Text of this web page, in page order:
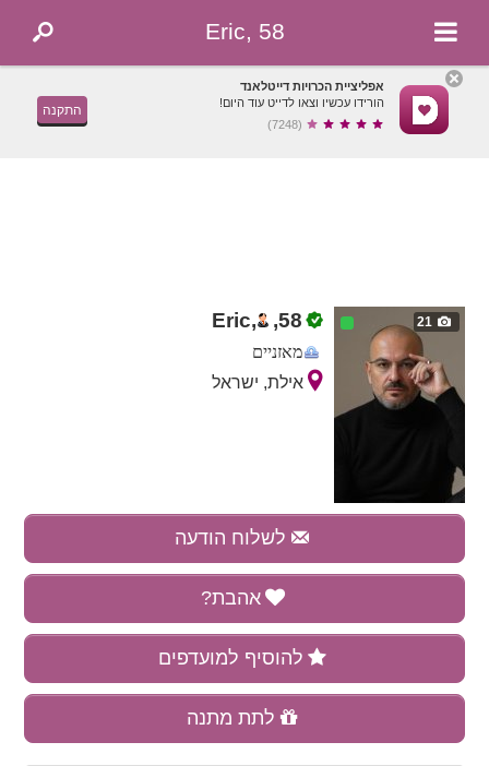
Eric, 58
אפליציית הכרויות דייטלאנד
הורידו עכשיו וצאו לדייט עוד היום!
(7248)
התקנה
21
Eric, ,58
מאזניים
אילת, ישראל
לשלוח הודעה
אהבת?
להוסיף למועדפים
לתת מתנה